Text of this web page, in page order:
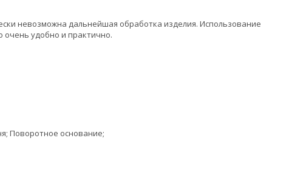
невозможна дальнейшая обработка изделия. Использование
очень удобно и практично.
Поворотное основание;